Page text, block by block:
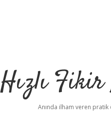
Hızlı Fikir
Anında ilham veren pratik